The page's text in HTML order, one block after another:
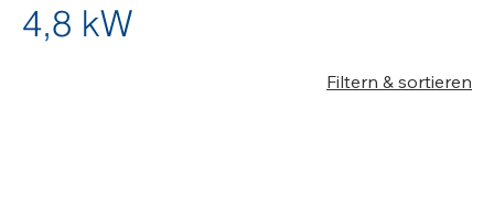
4,8 kW
Filtern & sortieren